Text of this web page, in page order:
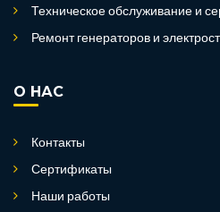
Техническое обслуживание и
Ремонт генераторов и
О НАС
Контакты
Сертификаты
Наши работы